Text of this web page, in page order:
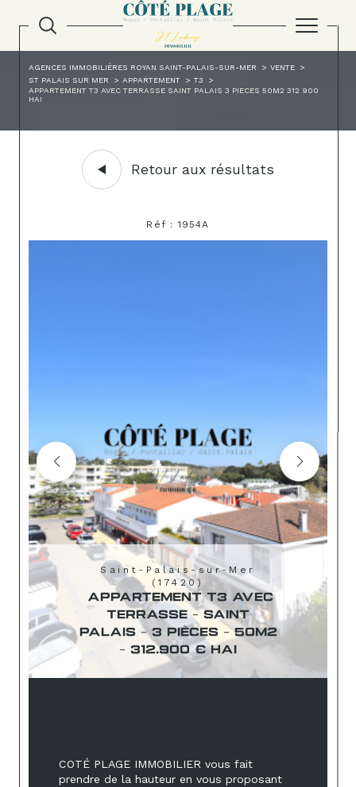
AGENCES IMMOBILIÈRES ROYAN SAINT-PALAIS-SUR-MER
VENTE
ST PALAIS SUR MER
APPARTEMENT
T3
APPARTEMENT T3 AVEC TERRASSE SAINT PALAIS 3 PIECES 50M2 312 900
HAI
Retour aux résultats
Réf : 1954A
Saint-Palais-sur-Mer
(17420)
APPARTEMENT T3 AVEC
TERRASSE - SAINT
PALAIS - 3 PIÈCES - 50M2
- 312.900 € HAI
COTÉ PLAGE IMMOBILIER vous fait
prendre de la hauteur en vous proposant